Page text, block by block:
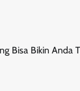
Bisa Bikin Anda